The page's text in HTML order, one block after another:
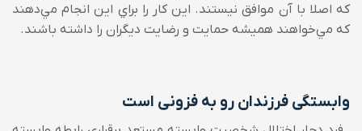
كه اصلا با آن موافق نيستند. اين کار را براي اين انجام مي‌‌دهند
که مي‌‌خواهند هميشه حمايت و رضايت ديگران را داشته باشند.
وابستگی فرزندان رو به فزونی است